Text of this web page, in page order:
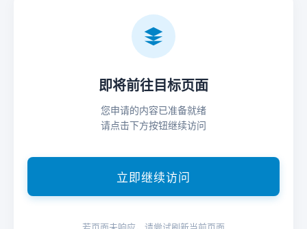
即将前往目标页面
您申请的内容已准备就绪
请点击下方按钮继续访问
立即继续访问
若页面未响应，请尝试刷新当前页面